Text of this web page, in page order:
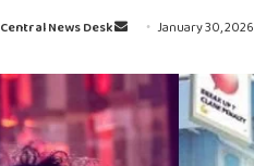
Central News Desk
Send
email
January 30, 2026